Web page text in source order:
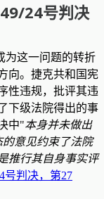
24号判决
为这一问题的转折
向。捷克共和国宪
性违规，批评其违
下级法院得出的事
中"本身并未做出
意见约束了法院
推行其自身事实评
号判决，第27